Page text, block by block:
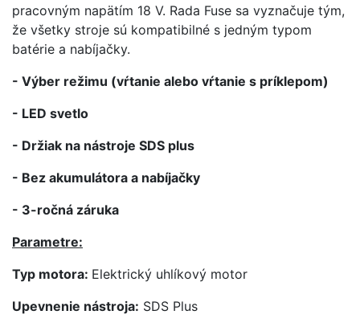
pracovným napätím 18 V. Rada Fuse sa vyznačuje tým,
že všetky stroje sú kompatibilné s jedným typom
batérie a nabíjačky.
- Výber režimu (vŕtanie alebo vŕtanie s príklepom)
- LED svetlo
- Držiak na nástroje SDS plus
- Bez akumulátora a nabíjačky
- 3-ročná záruka
Parametre:
Typ motora: Elektrický uhlíkový motor
Upevnenie nástroja: SDS Plus